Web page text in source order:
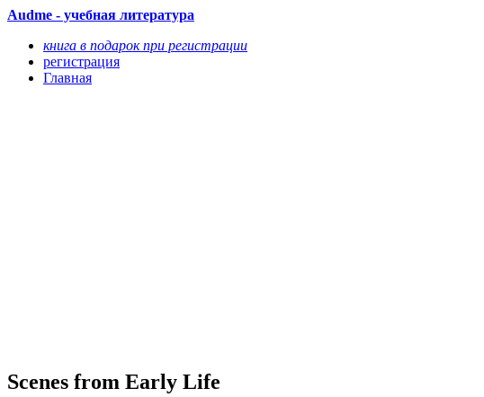
Audme - учебная литература
книга в подарок при регистрации
регистрация
Главная
Scenes from Early Life